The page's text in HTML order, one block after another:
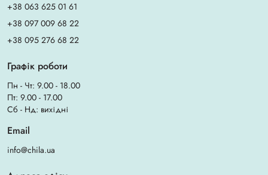
+38 063 625 01 61
+38 097 009 68 22
+38 095 276 68 22
Графік роботи
Пн - Чт: 9.00 - 18.00
Пт: 9.00 - 17.00
Сб - Нд: вихідні
Email
info@chila.ua